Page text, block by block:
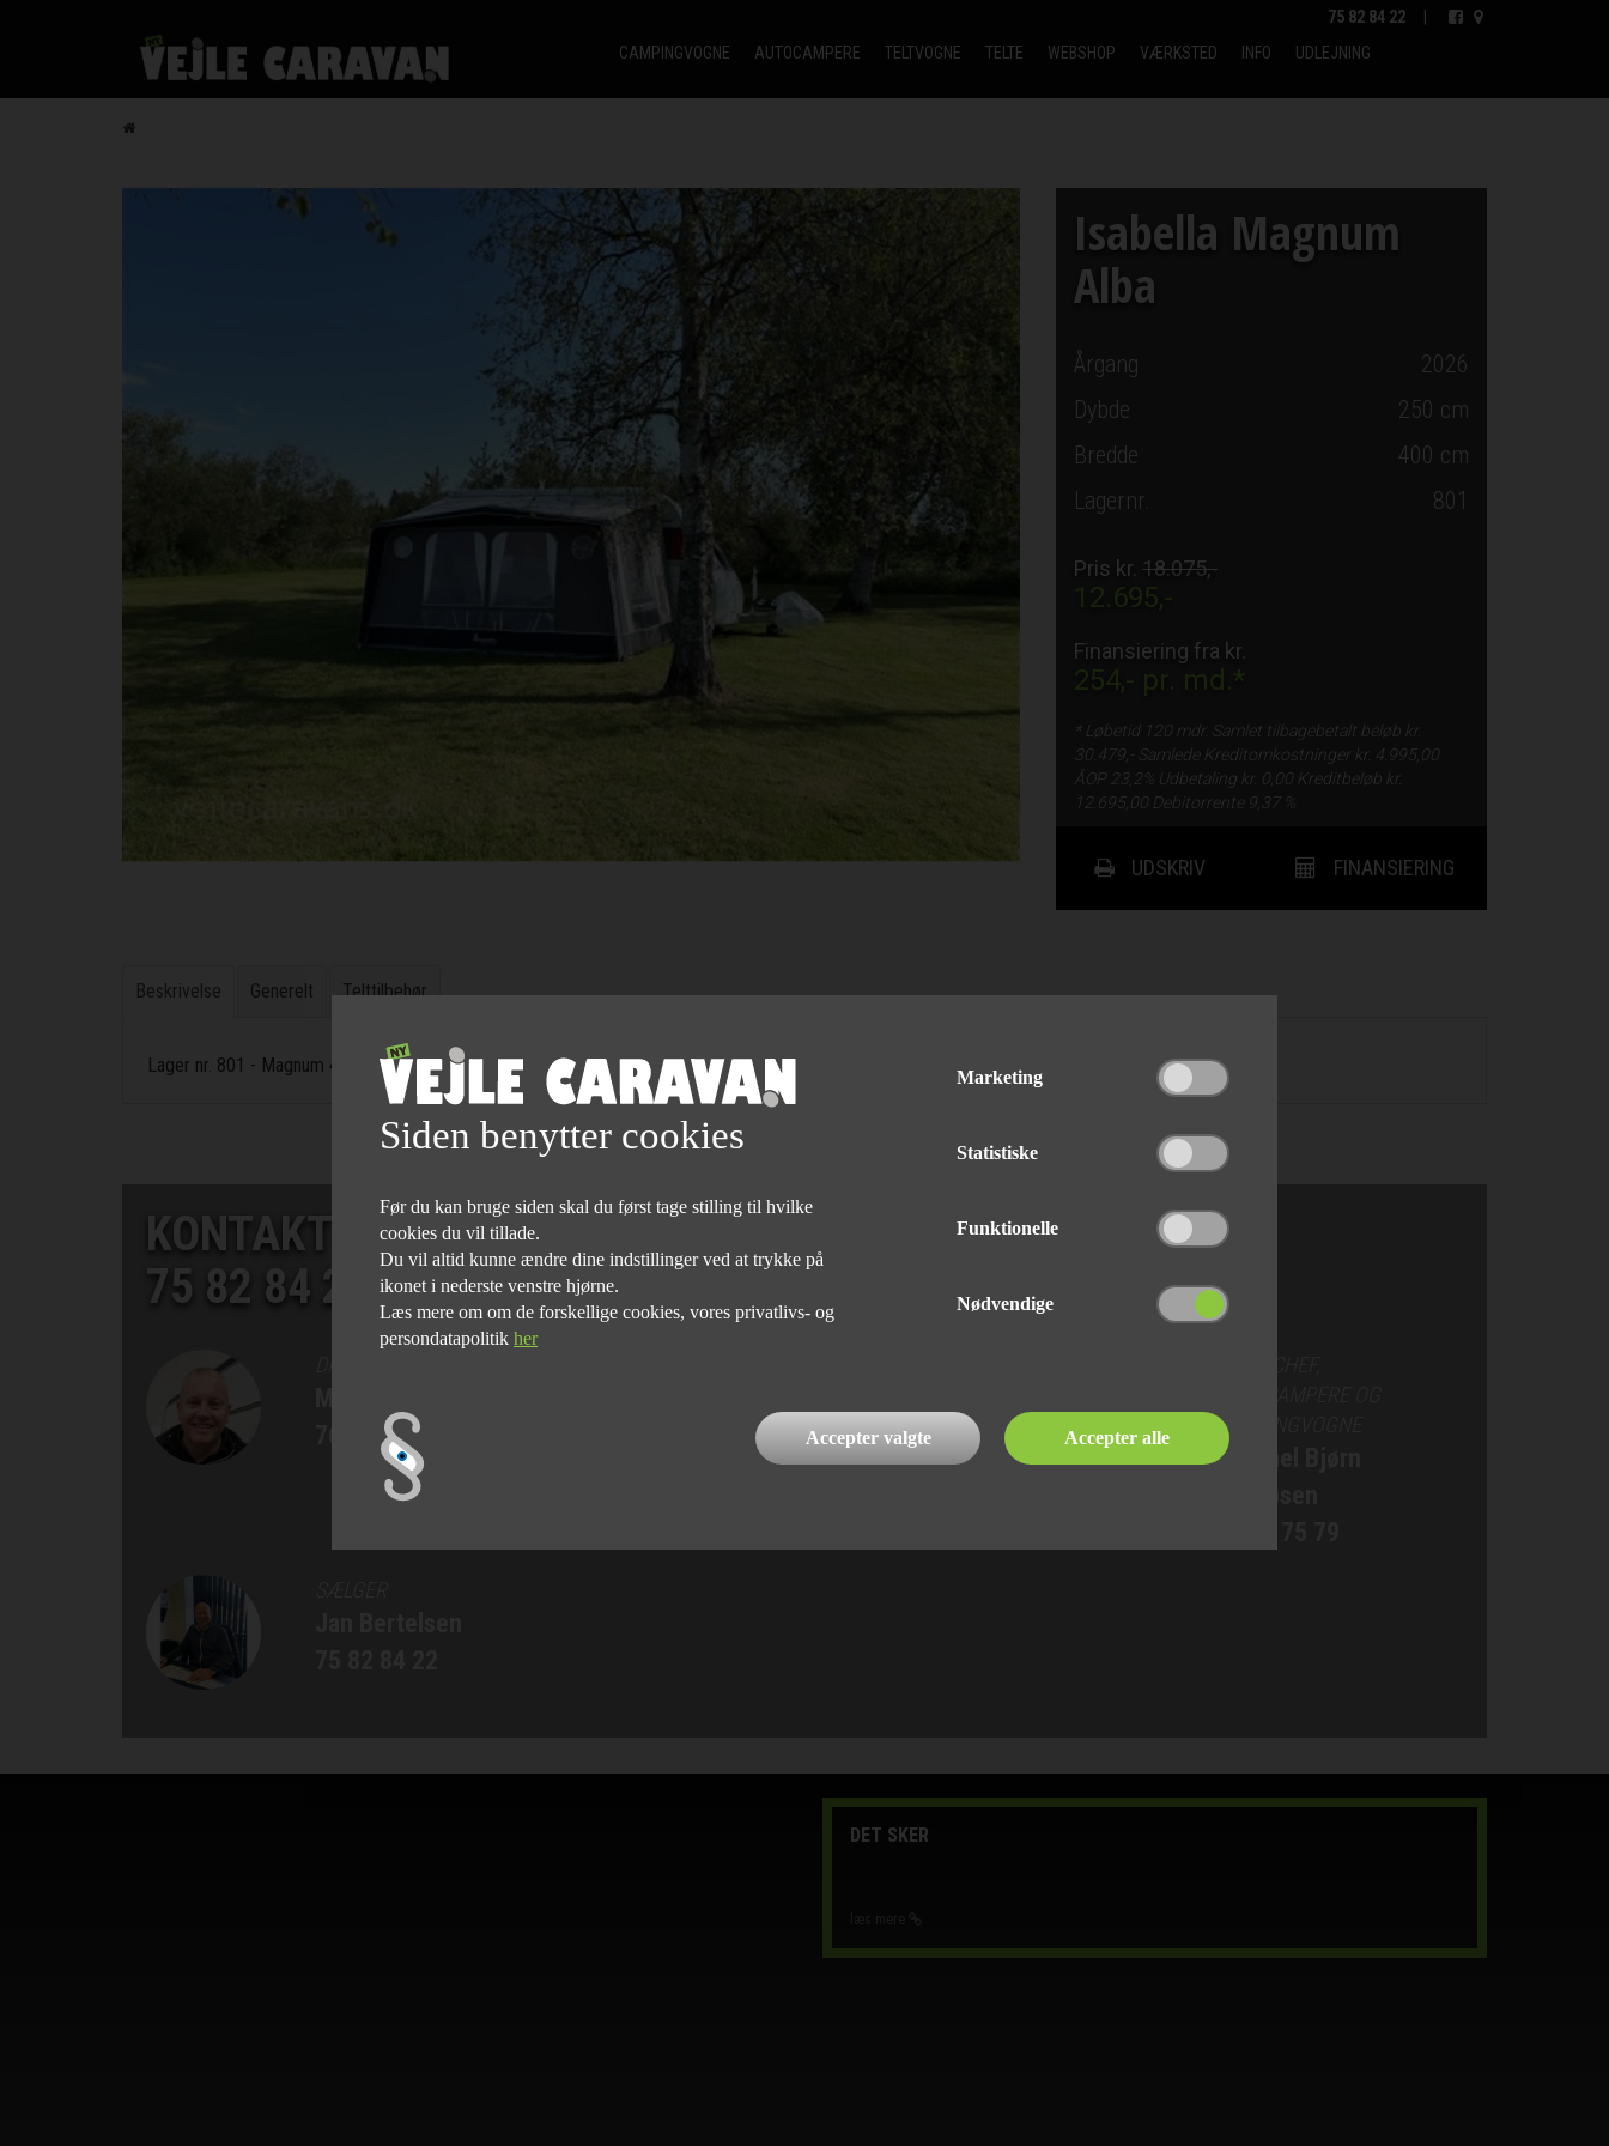
75 82 84 22
CAMPINGVOGNE
AUTOCAMPERE TELTVOGNE TELTE WEBSHOP VÆRKSTED INFO UDLEJNING
Isabella Magnum
Alba
Årgang
2026
Dybde
250 cm
Bredde
400 cm
Lagernr.
801
Pris kr. 18.075,-
12.695,-
Finansiering fra kr.
254,- pr. md.*
* Løbetid 120 mdr. Samlet tilbagebetalt beløb kr.
30.479,-
Samlede Kreditomkostninger kr.
4.995,00
ÅOP 23,2% Udbetaling kr. 0,00 Kreditbeløb kr.
12.695,00 Debitorrente 9,37 %
UDSKRIV FINANSIERING
Beskrivelse Generelt Telttilbehør
Lager nr. 801 - Magnum 400 Alba - Uden stænger - Demo fra Isabella
Med forbehold for tryk og taste fejl af udstyr på alle vogne
KONTAKT SALGSAFDELINGEN
75 82 84 22
76 90 75 77
76 90 75 75
CAMPINGVOGNE
Michael Bjørn
DET SKER
Siden benytter cookies
Før du kan bruge siden skal du først tage stilling til hvilke
cookies du vil tillade.
Du vil altid kunne ændre dine indstillinger ved at trykke på
ikonet i nederste venstre hjørne.
Læs mere om om de forskellige cookies, vores privatlivs- og
persondatapolitik her
Marketing
Statistiske
Funktionelle
Nødvendige
Accepter valgte Accepter alle